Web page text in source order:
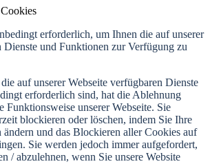
erforderlich, um Ihnen die auf unserer
Dienste und Funktionen zur Verfügung zu
auf unserer Webseite verfügbaren Dienste
erforderlich sind, hat die Ablehnung
Funktionsweise unserer Webseite. Sie
blockieren oder löschen, indem Sie Ihre
und das Blockieren aller Cookies auf
Sie werden jedoch immer aufgefordert,
/ abzulehnen, wenn Sie unsere Website